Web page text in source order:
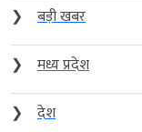
❯
बड़ी खबर
❯
मध्य प्रदेश
❯
देश